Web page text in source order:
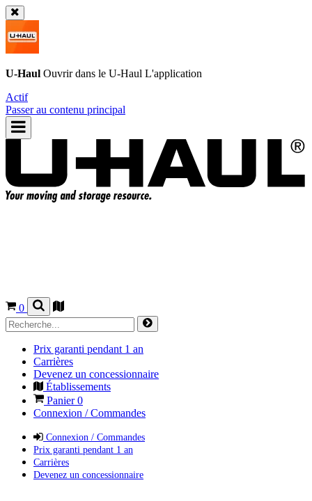
U-Haul Ouvrir dans le U-Haul L'application
Actif
Passer au contenu principal
0
Prix garanti pendant 1 an
Carrières
Devenez un concessionnaire
Établissements
Panier0
Connexion / Commandes
Connexion / Commandes
Prix garanti pendant 1 an
Carrières
Devenez un concessionnaire